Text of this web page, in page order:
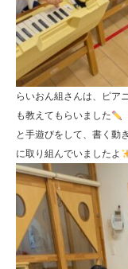
らいおん組さんは、ピア
も教えてもらいました
と手遊びをして、書く動
に取り組んでいましたよ